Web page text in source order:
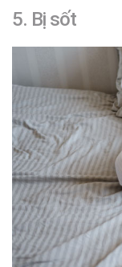
5. Bị sốt